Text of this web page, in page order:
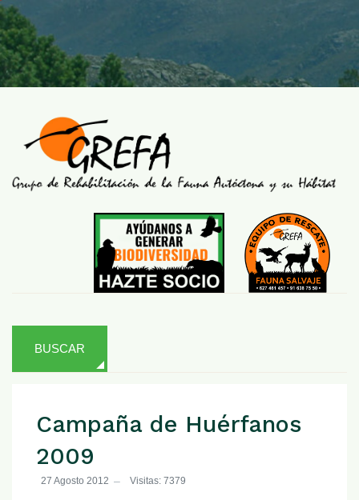
BUSCAR
Campaña de Huérfanos
2009
27 Agosto 2012 Visitas: 7379